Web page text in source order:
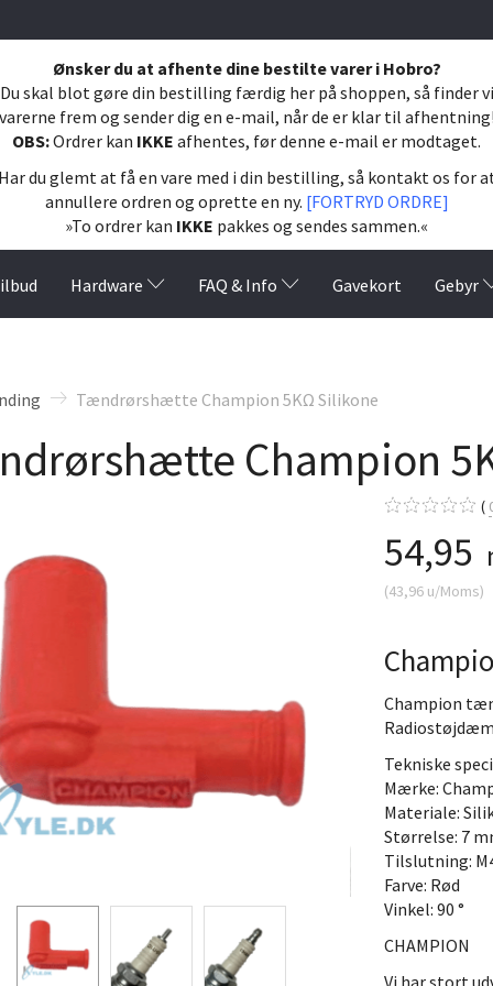
Ønsker du at afhente dine bestilte varer i Hobro?
Du skal blot gøre din bestilling færdig her på shoppen, så finder vi
frem og sender dig en e-mail, når de er klar til
OBS:Ordrer kan IKKE afhentes, før denne e-mail er modtaget.
du glemt at få en vare med i din bestilling, så kontakt os for
annullere ordren og oprette en ny. [FORTRYD ORDRE]
»To ordrer kan IKKE pakkes og sendes sammen.«
Hardware FAQ & Info Gavekort Gebyr
Tændrørshætte Champion 5KΩ Silikone
Champion
54,95
(43,96u/Moms)
Champion
Tekniske
Mærke:
Materiale:
Størrelse: 7
Tilslutning:
Farve: Rød
Vinkel: 90 °
CHAMPION
Vi har stort